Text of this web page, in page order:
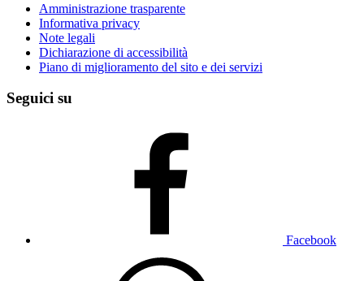
Amministrazione trasparente
Informativa privacy
Note legali
Dichiarazione di accessibilità
Piano di miglioramento del sito e dei servizi
Seguici su
Facebook